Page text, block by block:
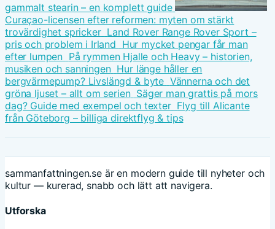
gammalt stearin – en komplett guide
Curaçao-licensen efter reformen: myten om stärkt
trovärdighet spricker Land Rover Range Rover Sport –
pris och problem i Irland Hur mycket pengar får man
efter lumpen På rymmen Hjalle och Heavy – historien,
musiken och sanningen Hur länge håller en
bergvärmepump? Livslängd & byte Vännerna och det
gröna ljuset – allt om serien Säger man grattis på mors
dag? Guide med exempel och texter Flyg till Alicante
från Göteborg – billiga direktflyg & tips
sammanfattningen.se är en modern guide till nyheter och
kultur — kurerad, snabb och lätt att navigera.
Utforska